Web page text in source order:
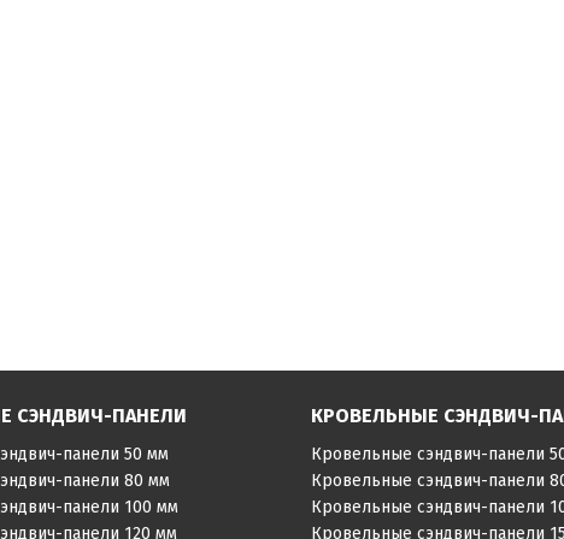
СЭНДВИЧ-ПАНЕЛИ
панели 50 мм
панели 80 мм
панели 100 мм
панели 120 мм
КРОВЕЛЬНЫЕ СЭНДВИЧ-
Кровельные сэндвич-панели
Кровельные сэндвич-панели
Кровельные сэндвич-панели
Кровельные сэндвич-панели